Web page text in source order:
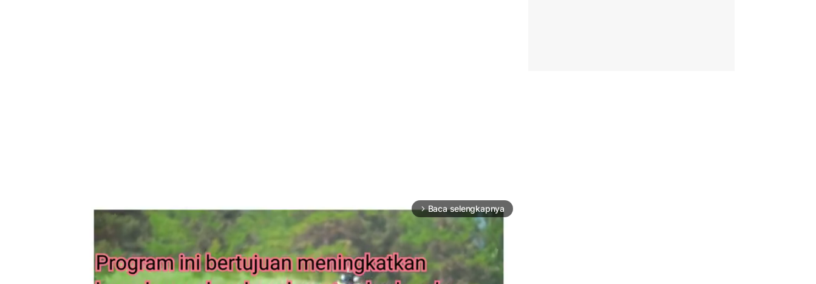
arrow_forward_ios Baca selengkapnya